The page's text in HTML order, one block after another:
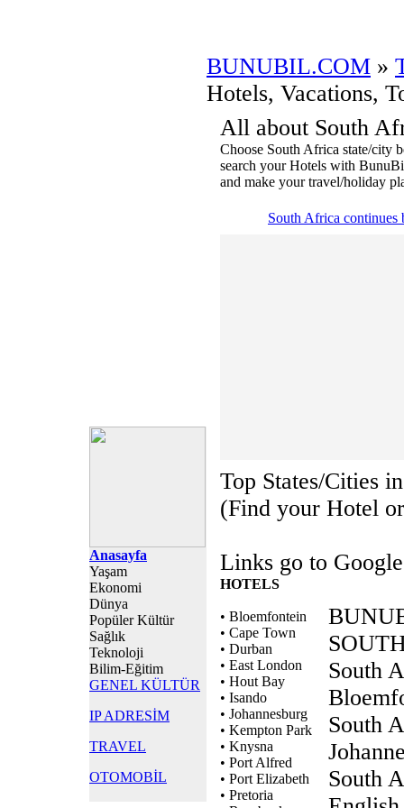
Anasayfa
Yaşam
Ekonomi
Dünya
Popüler Kültür
Sağlık
Teknoloji
Bilim-Eğitim
GENEL KÜLTÜR
IP ADRESİM
TRAVEL
OTOMOBİL
BUNUBIL.COM »
Hotels, Vacations,
All about South
Choose South Africa state/city
search your Hotels with
and make your travel/holiday
South Africa continues
Top States/Cities
(Find your Hotel
Links go to
HOTELS
• Bloemfontein
• Cape Town
• Durban
• East London
• Hout Bay
• Isando
• Johannesburg
• Kempton Park
• Knysna
• Port Alfred
• Port Elizabeth
• Pretoria
South
South
South